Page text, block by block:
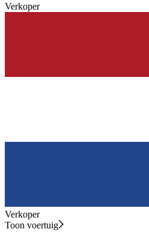
Verkoper
Verkoper
Toon voertuig